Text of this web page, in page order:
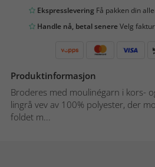
Ekspresslevering Få pakken din
Handle nå, betal senereVelg
Produktinformasjon
Broderes med moulinégarn i kors-
lingrå vev av 100% polyester, der
foldet m...